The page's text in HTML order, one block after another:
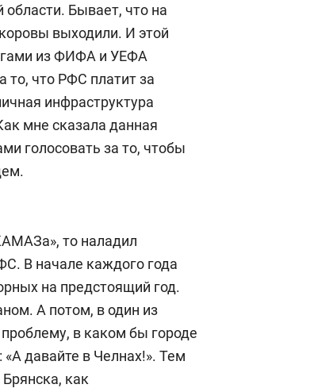
Бывает, что на
выходили. И этой
из ФИФА и УЕФА
то, что РФС платит за
инфраструктура
мне сказала данная
голосовать за то, чтобы
то наладил
В начале каждого года
на предстоящий год.
А потом, в один из
в каком бы городе
давайте в Челнах!». Тем
как